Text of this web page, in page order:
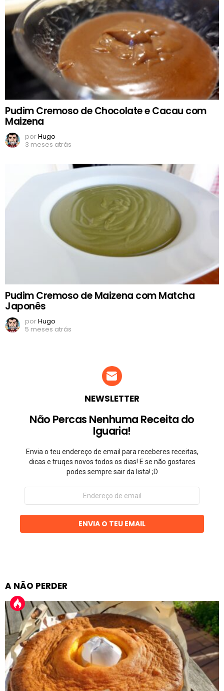
Pudim Cremoso de Chocolate e Cacau com
Maizena
porHugo
3 meses atrás
Pudim Cremoso de Maizena com Matcha
Japonês
porHugo
5 meses atrás
NEWSLETTER
Não Percas Nenhuma Receita do
Iguaria!
Envia o teu endereço de email para receberes receitas,
dicas e truqes novos todos os dias! E se não gostares
podes sempre sair da lista! ;D
Endereço
email
ENVIA O TEU EMAIL
A NÃO PERDER